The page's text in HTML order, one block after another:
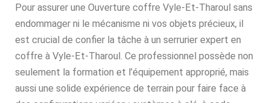
Pour assurer une Ouverture coffre Vyle-Et-Tharoul sans
endommager ni le mécanisme ni vos objets précieux, il
est crucial de confier la tâche à un serrurier expert en
coffre à Vyle-Et-Tharoul. Ce professionnel possède non
seulement la formation et l’équipement approprié, mais
aussi une solide expérience de terrain pour faire face à